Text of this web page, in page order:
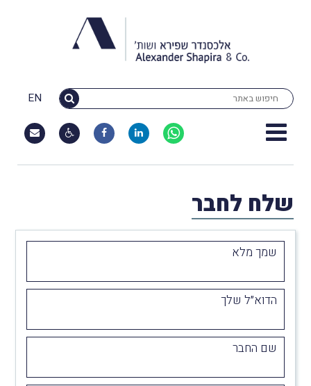
EN
שלח לחבר
שמך מלא
הדוא״ל שלך
שם החבר